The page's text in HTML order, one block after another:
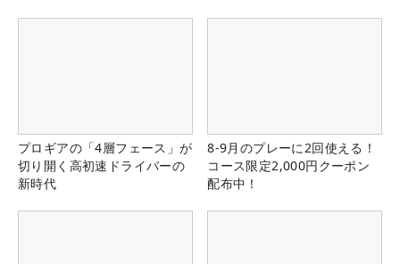
プロギアの「4層フェース」が
切り開く高初速ドライバーの
新時代
8-9月のプレーに2回使える！
コース限定2,000円クーポン
配布中！